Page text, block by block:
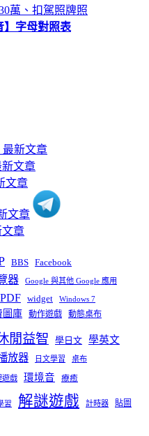
萬、扣駕照牌照
】字母對照表
BBS Facebook
器 Google 與其他 Google 應用
PDF widget Windows 7
圖庫 動作遊戲 動態桌布
閒益智 學日文 學英文
放器 日文學習 桌布
遊戲 環境音 療癒
習 解謎遊戲 計時器
貼圖